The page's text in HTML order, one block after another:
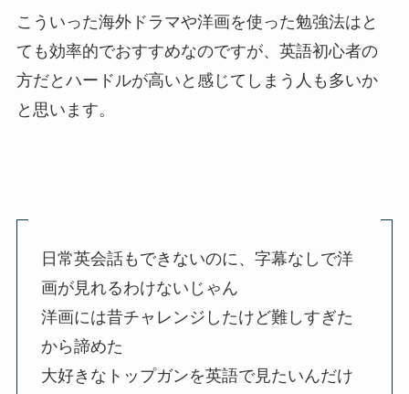
こういった海外ドラマや洋画を使った勉強法はと
ても効率的でおすすめなのですが、英語初心者の
方だとハードルが高いと感じてしまう人も多いか
と思います。
日常英会話もできないのに、字幕なしで洋
画が見れるわけないじゃん
洋画には昔チャレンジしたけど難しすぎた
から諦めた
大好きなトップガンを英語で見たいんだけ